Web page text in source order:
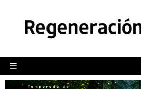
☰
POLÍTICA
CAMALEÓN